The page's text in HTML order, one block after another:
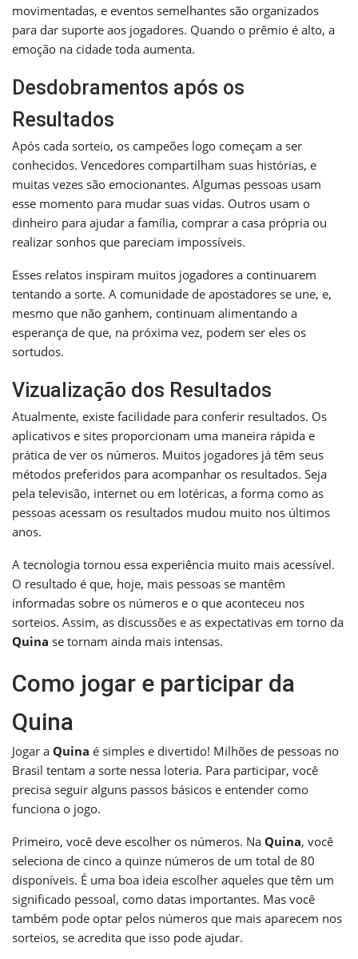
movimentadas, e eventos semelhantes são organizados
para dar suporte aos jogadores. Quando o prêmio é alto, a
emoção na cidade toda aumenta.
Desdobramentos após os
Resultados
Após cada sorteio, os campeões logo começam a ser
conhecidos. Vencedores compartilham suas histórias, e
muitas vezes são emocionantes. Algumas pessoas usam
esse momento para mudar suas vidas. Outros usam o
dinheiro para ajudar a família, comprar a casa própria ou
realizar sonhos que pareciam impossíveis.
Esses relatos inspiram muitos jogadores a continuarem
tentando a sorte. A comunidade de apostadores se une, e,
mesmo que não ganhem, continuam alimentando a
esperança de que, na próxima vez, podem ser eles os
sortudos.
Vizualização dos Resultados
Atualmente, existe facilidade para conferir resultados. Os
aplicativos e sites proporcionam uma maneira rápida e
prática de ver os números. Muitos jogadores já têm seus
métodos preferidos para acompanhar os resultados. Seja
pela televisão, internet ou em lotéricas, a forma como as
pessoas acessam os resultados mudou muito nos últimos
anos.
A tecnologia tornou essa experiência muito mais acessível.
O resultado é que, hoje, mais pessoas se mantêm
informadas sobre os números e o que aconteceu nos
sorteios. Assim, as discussões e as expectativas em torno da
Quina se tornam ainda mais intensas.
Como jogar e participar da
Quina
Jogar a Quina é simples e divertido! Milhões de pessoas no
Brasil tentam a sorte nessa loteria. Para participar, você
precisa seguir alguns passos básicos e entender como
funciona o jogo.
Primeiro, você deve escolher os números. Na Quina, você
seleciona de cinco a quinze números de um total de 80
disponíveis. É uma boa ideia escolher aqueles que têm um
significado pessoal, como datas importantes. Mas você
também pode optar pelos números que mais aparecem nos
sorteios, se acredita que isso pode ajudar.